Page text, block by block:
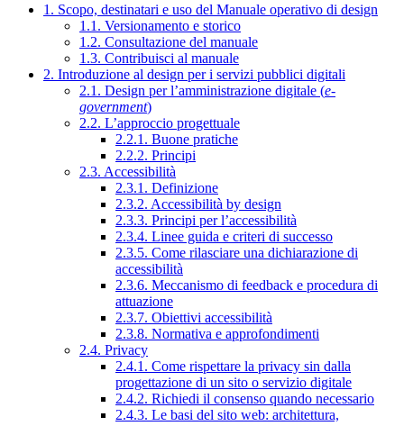
1. Scopo, destinatari e uso del Manuale operativo di design
1.1. Versionamento e storico
1.2. Consultazione del manuale
1.3. Contribuisci al manuale
2. Introduzione al design per i servizi pubblici digitali
2.1. Design per l’amministrazione digitale (e-
government)
2.2. L’approccio progettuale
2.2.1. Buone pratiche
2.2.2. Principi
2.3. Accessibilità
2.3.1. Definizione
2.3.2. Accessibilità by design
2.3.3. Principi per l’accessibilità
2.3.4. Linee guida e criteri di successo
2.3.5. Come rilasciare una dichiarazione di
accessibilità
2.3.6. Meccanismo di feedback e procedura di
attuazione
2.3.7. Obiettivi accessibilità
2.3.8. Normativa e approfondimenti
2.4. Privacy
2.4.1. Come rispettare la privacy sin dalla
progettazione di un sito o servizio digitale
2.4.2. Richiedi il consenso quando necessario
2.4.3. Le basi del sito web: architettura,